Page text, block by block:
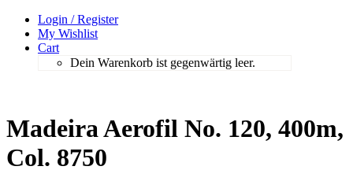
Login / Register
My Wishlist
Cart
Dein Warenkorb ist gegenwärtig leer.
Madeira Aerofil No. 120, 400m,
Col. 8750